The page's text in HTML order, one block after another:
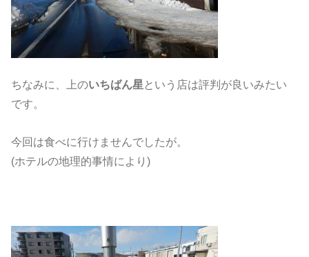
ちなみに、上のいちばん星 という店は評判が良いみたい
です。
今回は食べに行けませんでしたが。
(ホテルの地理的事情により)